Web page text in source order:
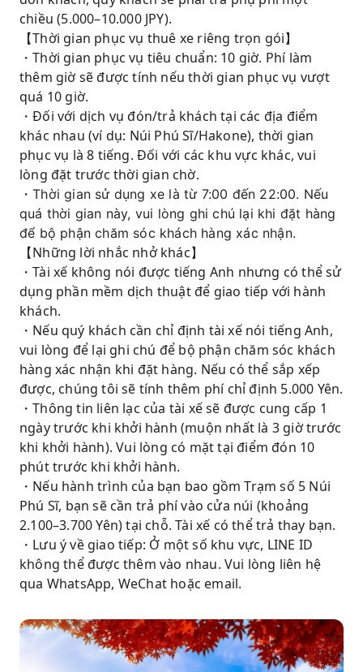
chiều (5.000–10.000 JPY).
【Thời gian phục vụ thuê xe riêng trọn gói】
・Thời gian phục vụ tiêu chuẩn: 10 giờ. Phí làm
thêm giờ sẽ được tính nếu thời gian phục vụ vượt
quá 10 giờ.
・Đối với dịch vụ đón/trả khách tại các địa điểm
khác nhau (ví dụ: Núi Phú Sĩ/Hakone), thời gian
phục vụ là 8 tiếng. Đối với các khu vực khác, vui
lòng đặt trước thời gian chờ.
・Thời gian sử dụng xe là từ 7:00 đến 22:00. Nếu
quá thời gian này, vui lòng ghi chú lại khi đặt hàng
để bộ phận chăm sóc khách hàng xác nhận.
【Những lời nhắc nhở khác】
・Tài xế không nói được tiếng Anh nhưng có thể sử
dụng phần mềm dịch thuật để giao tiếp với hành
khách.
・Nếu quý khách cần chỉ định tài xế nói tiếng Anh,
vui lòng để lại ghi chú để bộ phận chăm sóc khách
hàng xác nhận khi đặt hàng. Nếu có thể sắp xếp
được, chúng tôi sẽ tính thêm phí chỉ định 5.000 Yên.
・Thông tin liên lạc của tài xế sẽ được cung cấp 1
ngày trước khi khởi hành (muộn nhất là 3 giờ trước
khi khởi hành). Vui lòng có mặt tại điểm đón 10
phút trước khi khởi hành.
・Nếu hành trình của bạn bao gồm Trạm số 5 Núi
Phú Sĩ, bạn sẽ cần trả phí vào cửa núi (khoảng
2.100–3.700 Yên) tại chỗ. Tài xế có thể trả thay bạn.
・Lưu ý về giao tiếp: Ở một số khu vực, LINE ID
không thể được thêm vào nhau. Vui lòng liên hệ
qua WhatsApp, WeChat hoặc email.